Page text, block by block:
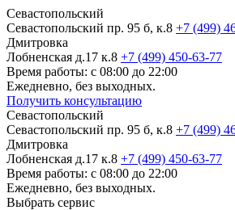
Севастопольский
Севастопольский пр. 95 б, к.8 +7 (499)
Дмитровка
Лобненская д.17 к.8 +7 (499) 450-63-77
Время работы: с 08:00 до 22:00
Ежедневно, без выходных.
Получить консультацию
Севастопольский
Севастопольский пр. 95 б, к.8 +7 (499)
Дмитровка
Лобненская д.17 к.8 +7 (499) 450-63-77
Время работы: с 08:00 до 22:00
Ежедневно, без выходных.
Выбрать сервис